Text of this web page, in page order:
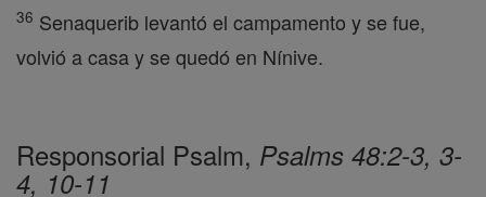
36 Senaquerib levantó el campamento y se fue,
volvió a casa y se quedó en Nínive.
Responsorial Psalm, Psalms 48:2-3, 3-
4, 10-11